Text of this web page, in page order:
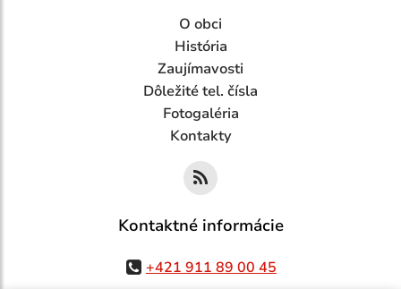
O obci
História
Zaujímavosti
Dôležité tel. čísla
Fotogaléria
Kontakty
Kontaktné informácie
+421 911 89 00 45